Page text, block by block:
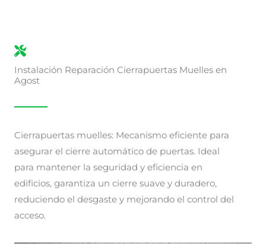
Instalación Reparación Cierrapuertas Muelles en
Agost
Cierrapuertas muelles: Mecanismo eficiente para
asegurar el cierre automático de puertas. Ideal
para mantener la seguridad y eficiencia en
edificios, garantiza un cierre suave y duradero,
reduciendo el desgaste y mejorando el control del
acceso.